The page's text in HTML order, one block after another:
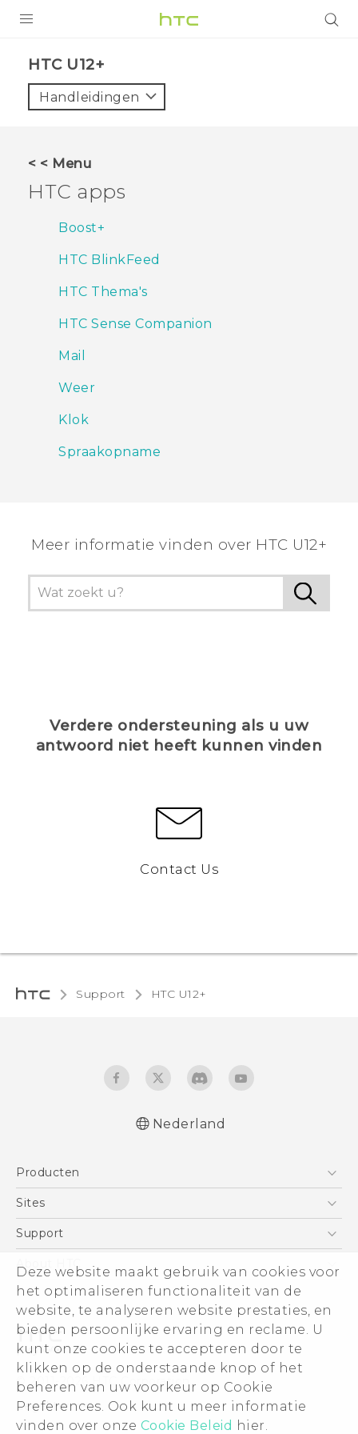
Deze website maakt gebruik van cookies voor
het optimaliseren functionaliteit van de
website, te analyseren website prestaties, en
bieden persoonlijke ervaring en reclame. U
kunt onze cookies te accepteren door te
klikken op de onderstaande knop of het
beheren van uw voorkeur op Cookie
Preferences. Ook kunt u meer informatie
vinden over onze Cookie Beleid hier.
VIVE
HTC-apparaten & -accessoires
VIVERSE
Aanmelden
HTC U12+‎
Handleidingen
< < Menu
HTC apps
Boost+
HTC BlinkFeed
HTC Thema's
HTC Sense Companion
Mail
Weer
Klok
Spraakopname
Meer informatie vinden over HTC U12+
Verdere ondersteuning als u uw
antwoord niet heeft kunnen vinden
Contact Us
Support HTC U12+‎
Nederlands - Gids voor veiligheid en
Deutsch - Benutzerhandbuch
Deutsch - Informationen zur Sicherheit und
English - User manual
Safety and regulatory guide
Nederland
Producten
Telefoons
Vive
Accessoires
Sites
HTC Vive
Aan de slag
Support
Support voor eCommerce
About HTC
ESG
Informatie over het bedrijf
Voor beleggers (engels)
Cookie Preferences
Vacatures
Security and Privacy Whitepaper
© 2011-2026 HTC Corporation
Legal terms